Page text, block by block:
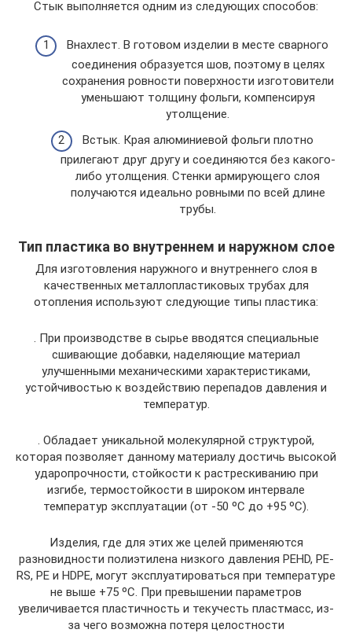
Стык выполняется одним из следующих способов:
Внахлест. В готовом изделии в месте сварного
соединения образуется шов, поэтому в целях
сохранения ровности поверхности изготовители
уменьшают толщину фольги, компенсируя
утолщение.
Встык. Края алюминиевой фольги плотно
прилегают друг другу и соединяются без какого-
либо утолщения. Стенки армирующего слоя
получаются идеально ровными по всей длине
трубы.
Тип пластика во внутреннем и наружном слое
Для изготовления наружного и внутреннего слоя в
качественных металлопластиковых трубах для
отопления используют следующие типы пластика:
. При производстве в сырье вводятся специальные
сшивающие добавки, наделяющие материал
улучшенными механическими характеристиками,
устойчивостью к воздействию перепадов давления и
температур.
. Обладает уникальной молекулярной структурой,
которая позволяет данному материалу достичь высокой
ударопрочности, стойкости к растрескиванию при
изгибе, термостойкости в широком интервале
температур эксплуатации (от -50 ºC до +95 ºC).
Изделия, где для этих же целей применяются
разновидности полиэтилена низкого давления PEHD, PE-
RS, PE и HDPE, могут эксплуатироваться при температуре
не выше +75 ºС. При превышении параметров
увеличивается пластичность и текучесть пластмасс, из-
за чего возможна потеря целостности